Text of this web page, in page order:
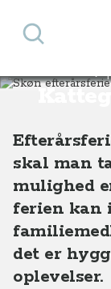
Søg
Destinationer
skal man
mulighed
ferien kan
det er
oplevelser.